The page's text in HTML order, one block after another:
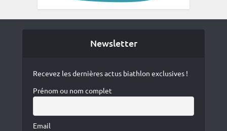
Newsletter
Recevez les dernières actus biathlon exclusives !
Prénom ou nom complet
Email